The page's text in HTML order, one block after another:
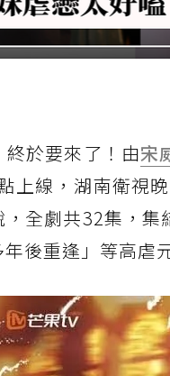
終於要來了！由宋
上線，湖南衛視
全劇共32集，
年後重逢」等高